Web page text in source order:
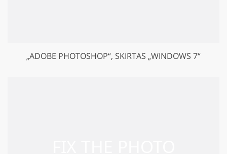
„ADOBE PHOTOSHOP“, SKIRTAS „WINDOWS 7“